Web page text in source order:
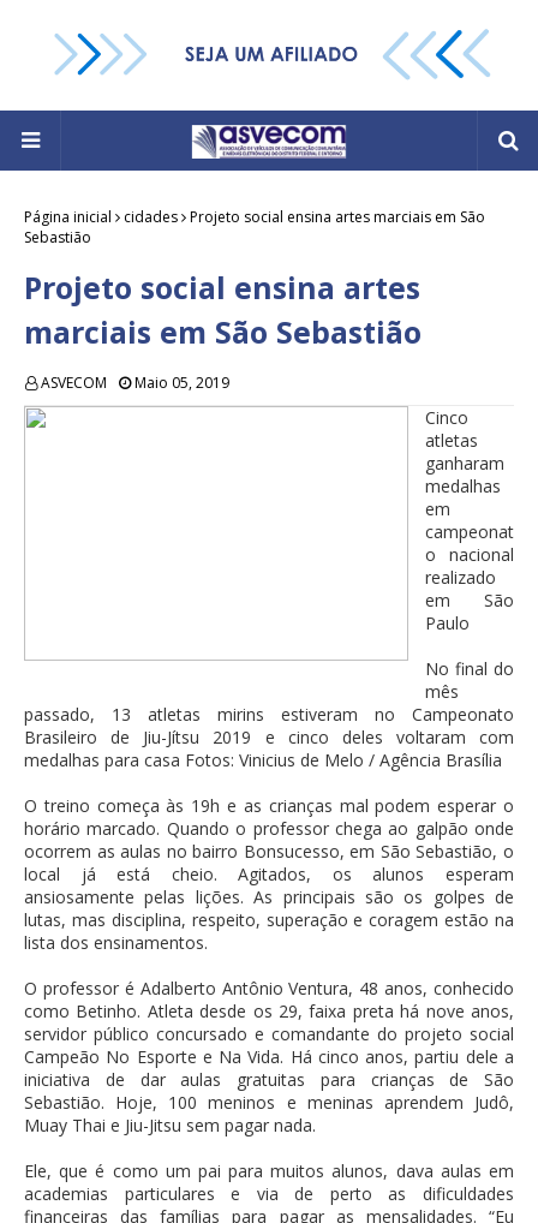
Página inicial cidades Projeto social ensina artes marciais em São
Sebastião
Projeto social ensina artes
marciais em São Sebastião
ASVECOM Maio 05, 2019
Cinco
atletas
ganharam
medalhas
em
campeonat
o nacional
realizado
em São
Paulo
No final do
mês
passado, 13 atletas mirins estiveram no Campeonato
Brasileiro de Jiu-Jítsu 2019 e cinco deles voltaram com
medalhas para casa Fotos: Vinicius de Melo / Agência Brasília
O treino começa às 19h e as crianças mal podem esperar o
horário marcado. Quando o professor chega ao galpão onde
ocorrem as aulas no bairro Bonsucesso, em São Sebastião, o
local já está cheio. Agitados, os alunos esperam
ansiosamente pelas lições. As principais são os golpes de
lutas, mas disciplina, respeito, superação e coragem estão na
lista dos ensinamentos.
O professor é Adalberto Antônio Ventura, 48 anos, conhecido
como Betinho. Atleta desde os 29, faixa preta há nove anos,
servidor público concursado e comandante do projeto social
Campeão No Esporte e Na Vida. Há cinco anos, partiu dele a
iniciativa de dar aulas gratuitas para crianças de São
Sebastião. Hoje, 100 meninos e meninas aprendem Judô,
Muay Thai e Jiu-Jitsu sem pagar nada.
Ele, que é como um pai para muitos alunos, dava aulas em
academias particulares e via de perto as dificuldades
financeiras das famílias para pagar as mensalidades. “Eu